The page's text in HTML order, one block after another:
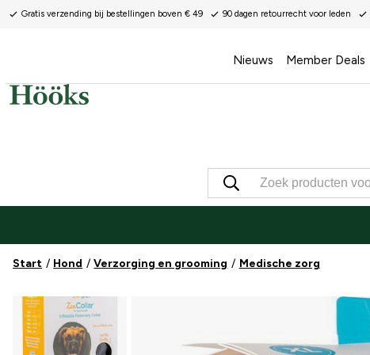
Gratis verzending bij bestellingen boven € 49 90 dagen retourrecht voor leden
Nieuws Member Deals
Start Hond Verzorging en grooming Medische zorg